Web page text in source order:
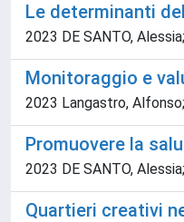
Le determinanti
2023 DE SANTO,
Monitoraggio e
2023 Langastro,
Promuovere la
2023 DE SANTO,
Quartieri creativi